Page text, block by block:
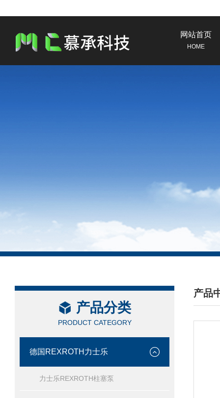
网站首页
HOME
产品分类
PRODUCT CATEGORY
德国REXROTH力士乐
力士乐REXROTH柱塞泵
产品
/